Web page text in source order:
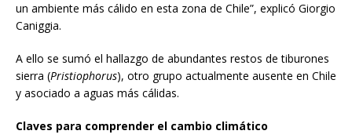
un ambiente más cálido en esta zona de Chile”, explicó Giorgio
Caniggia.
A ello se sumó el hallazgo de abundantes restos de tiburones
sierra (Pristiophorus), otro grupo actualmente ausente en Chile
y asociado a aguas más cálidas.
Claves para comprender el cambio climático